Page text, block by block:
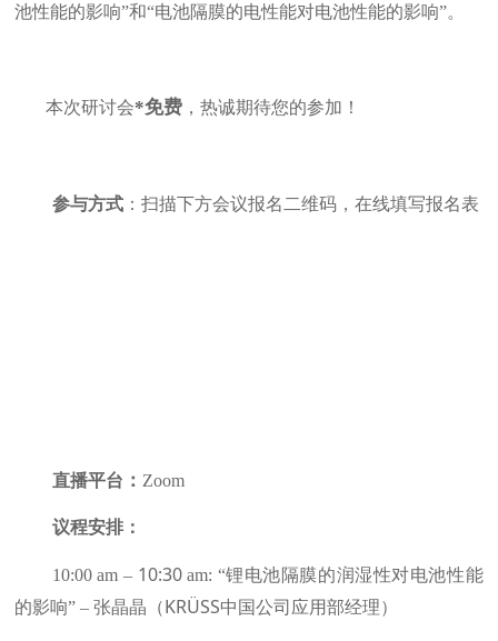
池性能的影响”和“电池隔膜的电性能对电池性能的影响”。
本次研讨会*免费 ，热诚期待您的参加！
参与方式：扫描下方会议报名二维码，在线填写报名表
直播平台 ： Zoom
议程安排：
10:00 am – 10:30am: “锂电池隔膜的润湿性对电池性能
的影响” – 张晶晶（KRÜSS中国公司 应用部经理）